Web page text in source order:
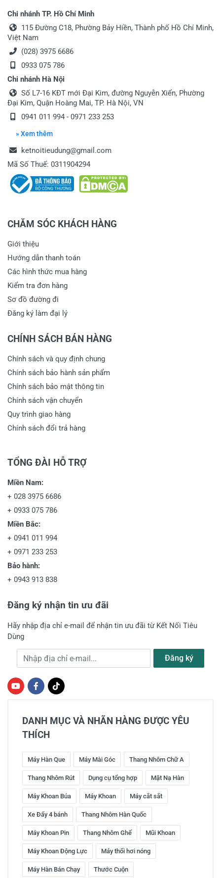
Chi nhánh TP. Hồ Chí Minh
115 Đường C18, Phường Bảy Hiền, Thành phố Hồ Chí Minh,
Việt Nam
(028) 3975 6686
0933 075 786
Chi nhánh Hà Nội
Số L7-16 KĐT mới Đại Kim, đường Nguyễn Xiển, Phường
Đại Kim, Quận Hoàng Mai, TP. Hà Nội, VN
0941 011 994 - 0971 233 253
» Xem thêm
ketnoitieudung@gmail.com
Mã Số Thuế: 0311904294
CHĂM SÓC KHÁCH HÀNG
Giới thiệu
Hướng dẫn thanh toán
Các hình thức mua hàng
Kiểm tra đơn hàng
Sơ đồ đường đi
Đăng ký làm đại lý
CHÍNH SÁCH BÁN HÀNG
Chính sách và quy định chung
Chính sách bảo hành sản phẩm
Chính sách bảo mật thông tin
Chính sách vận chuyển
Quy trình giao hàng
Chính sách đổi trả hàng
TỔNG ĐÀI HỖ TRỢ
Miền Nam:
+ 028 3975 6686
+ 0933 075 786
Miền Bắc:
+ 0941 011 994
+ 0971 233 253
Bảo hành:
+ 0943 913 838
Đăng ký nhận tin ưu đãi
Hãy nhập địa chỉ e-mail để nhận tin ưu đãi từ Kết Nối Tiêu
Dùng
Địa chỉ e-mail Đăng ký
DANH MỤC VÀ NHÃN HÀNG ĐƯỢC YÊU
THÍCH
Máy Hàn Que Máy Mài Góc Thang Nhôm Chữ A
Thang Nhôm Rút Dụng cụ tổng hợp Mặt Nạ Hàn
Máy Khoan Búa Máy Khoan Máy cắt sắt
Xe Đẩy 4 bánh Thang Nhôm Hàn Quốc
Máy Khoan Pin Thang Nhôm Ghế Mũi Khoan
Máy Khoan Động Lực Máy thổi hơi nóng
Máy Hàn Bán Chạy Thước Cuộn